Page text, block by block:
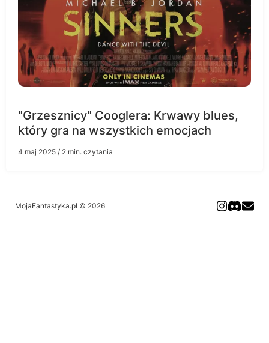
"Grzesznicy" Cooglera: Krwawy blues,
który gra na wszystkich emocjach
4 maj 2025 / 2 min. czytania
MojaFantastyka.pl © 2026